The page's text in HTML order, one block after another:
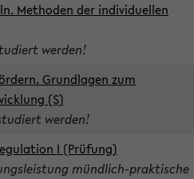
Methoden der individuellen
werden!
Grundlagen zum
(S)
werden!
I (Prüfung)
mündlich-praktische